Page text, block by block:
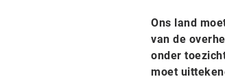
Ons land
van de
onder
moet